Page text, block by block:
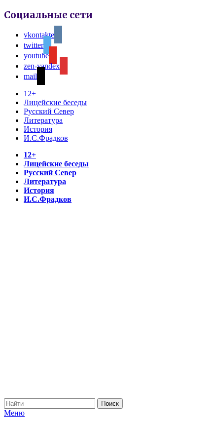
Социальные сети
vkontakte
twitter
youtube
zen-yandex
mail
12+
Лицейские беседы
Русский Север
Литература
История
И.С.Фрадков
12+
Лицейские беседы
Русский Север
Литература
История
И.С.Фрадков
Меню